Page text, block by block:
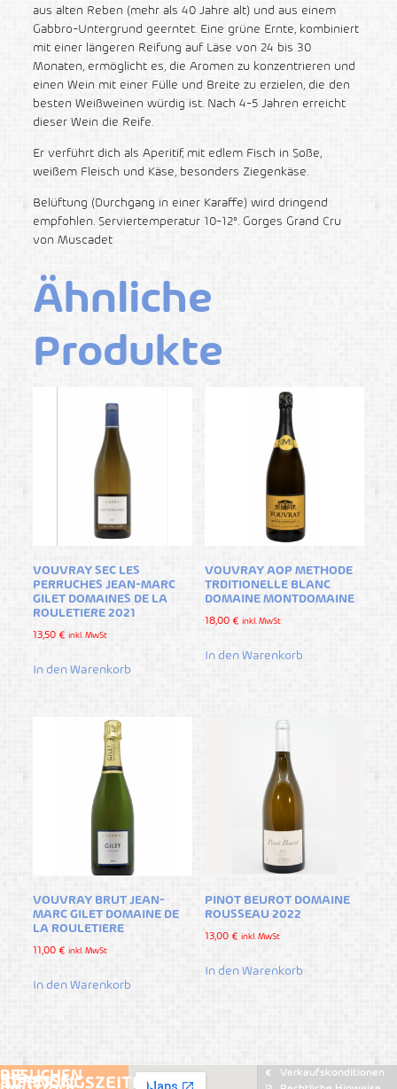
aus alten Reben (mehr als 40 Jahre alt) und aus einem
Gabbro-Untergrund geerntet. Eine grüne Ernte, kombiniert
mit einer längeren Reifung auf Läse von 24 bis 30
Monaten, ermöglicht es, die Aromen zu konzentrieren und
einen Wein mit einer Fülle und Breite zu erzielen, die den
besten Weißweinen würdig ist. Nach 4-5 Jahren erreicht
dieser Wein die Reife.
Er verführt dich als Aperitif, mit edlem Fisch in Soße,
weißem Fleisch und Käse, besonders Ziegenkäse.
Belüftung (Durchgang in einer Karaffe) wird dringend
empfohlen. Serviertemperatur 10-12°. Gorges Grand Cru
von Muscadet
Ähnliche
Produkte
VOUVRAY SEC LES
PERRUCHES JEAN-MARC
GILET DOMAINES DE LA
ROULETIERE 2021
13,50€ inkl. MwSt
In den Warenkorb
VOUVRAY AOP METHODE
TRDITIONELLE BLANC
DOMAINE MONTDOMAINE
18,00€ inkl. MwSt
In den Warenkorb
VOUVRAY BRUT JEAN-
MARC GILET DOMAINE DE
LA ROULETIERE
11,00€ inkl. MwSt
In den Warenkorb
PINOT BEUROT DOMAINE
ROUSSEAU 2022
13,00€ inkl. MwSt
In den Warenkorb
BESUCHEN
ADRESSE
ÖFFNUNGSZEITEN
DIE
Verkaufskonditionen